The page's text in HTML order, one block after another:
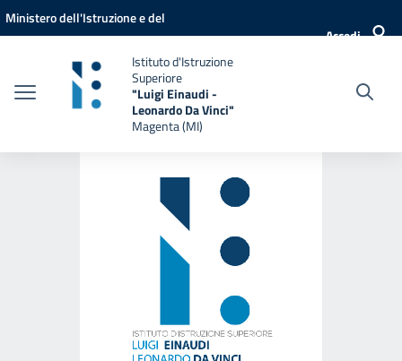
Vai ai contenuti
Vai al menu di navigazione
Vai al footer
Ministero dell'Istruzione e del
Accedi
Istituto d'Istruzione
Superiore
"Luigi Einaudi -
Leonardo Da Vinci"
Magenta (MI)